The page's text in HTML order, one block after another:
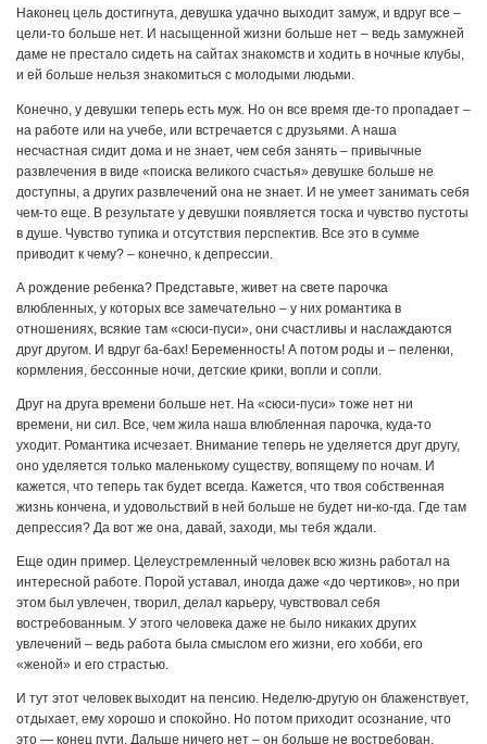
Наконец цель достигнута, девушка удачно выходит замуж, и вдруг все –
цели-то больше нет. И насыщенной жизни больше нет – ведь замужней
даме не престало сидеть на сайтах знакомств и ходить в ночные клубы,
и ей больше нельзя знакомиться с молодыми людьми.
Конечно, у девушки теперь есть муж. Но он все время где-то пропадает –
на работе или на учебе, или встречается с друзьями. А наша
несчастная сидит дома и не знает, чем себя занять – привычные
развлечения в виде «поиска великого счастья» девушке больше не
доступны, а других развлечений она не знает. И не умеет занимать себя
чем-то еще. В результате у девушки появляется тоска и чувство пустоты
в душе. Чувство тупика и отсутствия перспектив. Все это в сумме
приводит к чему? – конечно, к депрессии.
А рождение ребенка? Представьте, живет на свете парочка
влюбленных, у которых все замечательно – у них романтика в
отношениях, всякие там «сюси-пуси», они счастливы и наслаждаются
друг другом. И вдруг ба-бах! Беременность! А потом роды и – пеленки,
кормления, бессонные ночи, детские крики, вопли и сопли.
Друг на друга времени больше нет. На «сюси-пуси» тоже нет ни
времени, ни сил. Все, чем жила наша влюбленная парочка, куда-то
уходит. Романтика исчезает. Внимание теперь не уделяется друг другу,
оно уделяется только маленькому существу, вопящему по ночам. И
кажется, что теперь так будет всегда. Кажется, что твоя собственная
жизнь кончена, и удовольствий в ней больше не будет ни-ко-гда. Где там
депрессия? Да вот же она, давай, заходи, мы тебя ждали.
Еще один пример. Целеустремленный человек всю жизнь работал на
интересной работе. Порой уставал, иногда даже «до чертиков», но при
этом был увлечен, творил, делал карьеру, чувствовал себя
востребованным. У этого человека даже не было никаких других
увлечений – ведь работа была смыслом его жизни, его хобби, его
«женой» и его страстью.
И тут этот человек выходит на пенсию. Неделю-другую он блаженствует,
отдыхает, ему хорошо и спокойно. Но потом приходит осознание, что
это — конец пути. Дальше ничего нет – он больше не востребован.